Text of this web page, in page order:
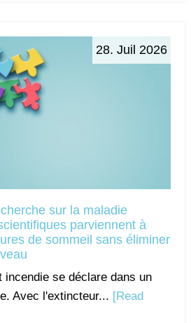
28. Juil 2026
sur la maladie
parviennent à
de sommeil sans éliminer
incendie se déclare dans un
Avec l'extincteur... [Read